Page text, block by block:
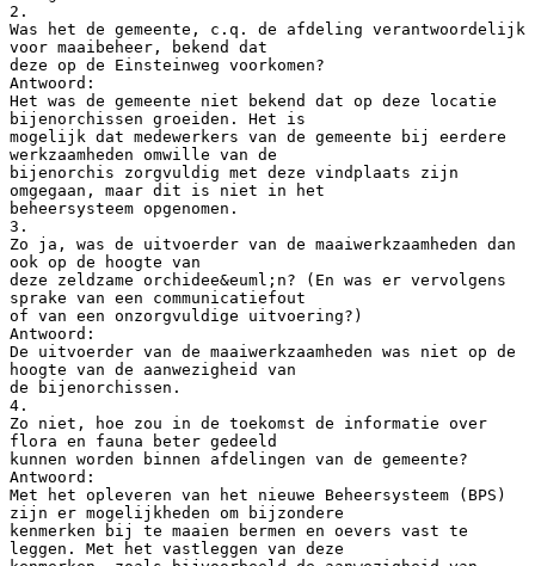
2.
Was het de gemeente, c.q. de afdeling verantwoordelijk
voor maaibeheer, bekend dat
deze op de Einsteinweg voorkomen?
Antwoord:
Het was de gemeente niet bekend dat op deze locatie
bijenorchissen groeiden. Het is
mogelijk dat medewerkers van de gemeente bij eerdere
werkzaamheden omwille van de
bijenorchis zorgvuldig met deze vindplaats zijn
omgegaan, maar dit is niet in het
beheersysteem opgenomen.
3.
Zo ja, was de uitvoerder van de maaiwerkzaamheden dan
ook op de hoogte van
deze zeldzame orchidee&euml;n? (En was er vervolgens
sprake van een communicatiefout
of van een onzorgvuldige uitvoering?)
Antwoord:
De uitvoerder van de maaiwerkzaamheden was niet op de
hoogte van de aanwezigheid van
de bijenorchissen.
4.
Zo niet, hoe zou in de toekomst de informatie over
flora en fauna beter gedeeld
kunnen worden binnen afdelingen van de gemeente?
Antwoord:
Met het opleveren van het nieuwe Beheersysteem (BPS)
zijn er mogelijkheden om bijzondere
kenmerken bij te maaien bermen en oevers vast te
leggen. Met het vastleggen van deze